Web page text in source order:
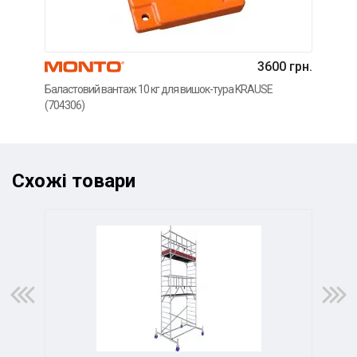
3600 грн.
Баластовий вантаж 10 кг для вишок-тура KRAUSE
(704306)
Схожі товари